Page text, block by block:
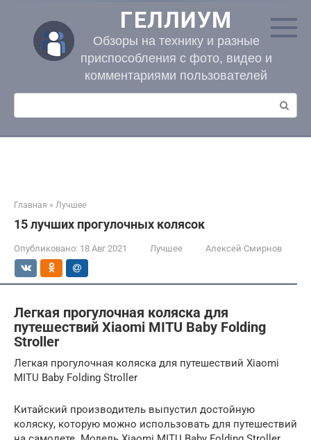
контенту
ГЕЛЛИУМ
Обзоры на технику и разные
приспособления с фото, видео и
комментариями пользователей
Поиск:
Главная » Лучшее
15 лучших прогулочных колясок
Опубликовано: 18 Авг 2021 Лучшее Алексей Смирнов
Легкая прогулочная коляска для
путешествий Xiaomi MITU Baby Folding
Stroller
Легкая прогулочная коляска для путешествий Xiaomi
MITU Baby Folding Stroller
Китайский производитель выпустил достойную
коляску, которую можно использовать для путешествий